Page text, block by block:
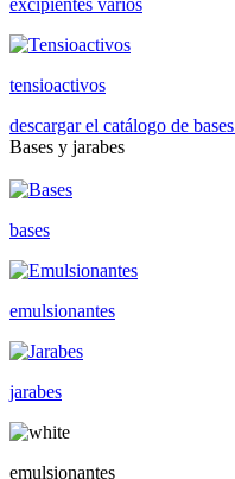
tensioactivos
descargar el catálogo de bases
Bases y jarabes
bases
emulsionantes
jarabes
emulsionantes